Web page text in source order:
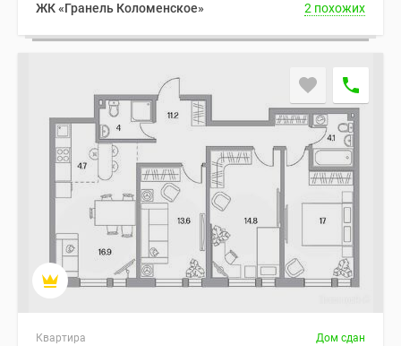
ЖК «Гранель Коломенское»
2 похожих
Квартира Дом сдан